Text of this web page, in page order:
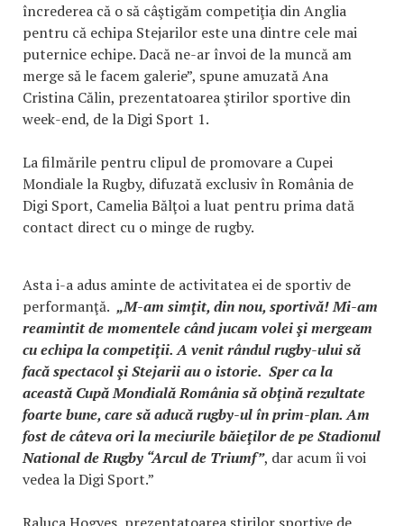
încrederea că o să câştigăm competiţia din Anglia
pentru că echipa Stejarilor este una dintre cele mai
puternice echipe. Dacă ne-ar învoi de la muncă am
merge să le facem galerie”, spune amuzată Ana
Cristina Călin, prezentatoarea ştirilor sportive din
week-end, de la Digi Sport 1.
La filmările pentru clipul de promovare a Cupei
Mondiale la Rugby, difuzată exclusiv în România de
Digi Sport, Camelia Bălţoi a luat pentru prima dată
contact direct cu o minge de rugby.
Asta i-a adus aminte de activitatea ei de sportiv de
performanţă. „M-am simţit, din nou, sportivă! Mi-am
reamintit de momentele când jucam volei şi mergeam
cu echipa la competiţii. A venit rândul rugby-ului să
facă spectacol şi Stejarii au o istorie. Sper ca la
această Cupă Mondială România să obţină rezultate
foarte bune, care să aducă rugby-ul în prim-plan. Am
fost de câteva ori la meciurile băieţilor de pe Stadionul
National de Rugby “Arcul de Triumf”, dar acum îi voi
vedea la Digi Sport.”